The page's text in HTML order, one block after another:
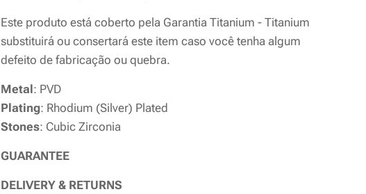
Este produto está coberto pela Garantia Titanium - Titanium
substituirá ou consertará este item caso você tenha algum
defeito de fabricação ou quebra.
Metal: PVD
Plating: Rhodium (Silver) Plated
Stones: Cubic Zirconia
GUARANTEE
DELIVERY & RETURNS